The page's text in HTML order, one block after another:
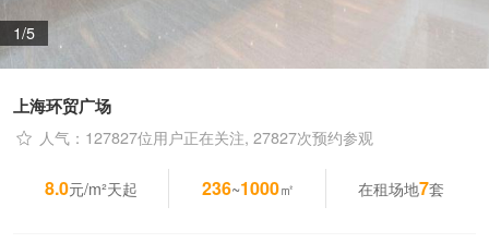
1/5
上海环贸广场
人气：127827位用户正在关注, 27827次预约参观
8.0元/m²天起 236~1000㎡ 在租场地7套